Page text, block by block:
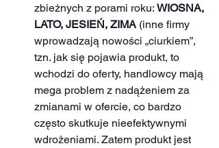
zbieżnych z porami roku: WIOSNA,
LATO, JESIEŃ, ZIMA (inne firmy
wprowadzają nowości „ciurkiem”,
tzn. jak się pojawia produkt, to
wchodzi do oferty, handlowcy mają
mega problem z nadążeniem za
zmianami w ofercie, co bardzo
często skutkuje nieefektywnymi
wdrożeniami. Zatem produkt jest